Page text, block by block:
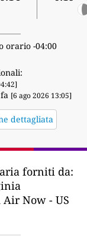
orario -04:00
[6 ago 2026 13:05]
dettagliata
forniti da:
Air Now - US